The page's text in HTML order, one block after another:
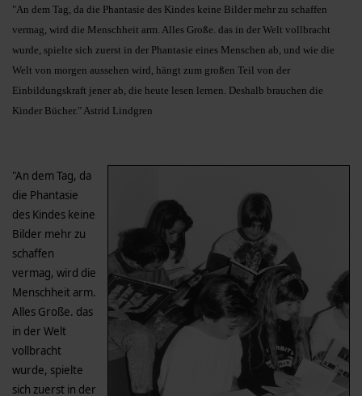
"An dem Tag, da die Phantasie des Kindes keine Bilder mehr zu schaffen
vermag, wird die Menschheit arm. Alles Große. das in der Welt vollbracht
wurde, spielte sich zuerst in der Phantasie eines Menschen ab, und wie die
Welt von morgen aussehen wird, hängt zum großen Teil von der
Einbildungskraft jener ab, die heute lesen lernen. Deshalb brauchen die
Kinder Bücher." Astrid Lindgren
"An dem Tag, da
die Phantasie
des Kindes keine
Bilder mehr zu
schaffen
vermag, wird die
Menschheit arm.
Alles Große. das
in der Welt
vollbracht
wurde, spielte
sich zuerst in der